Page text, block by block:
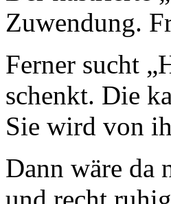
Zuwendung.
Ferner sucht
schenkt. Die
Sie wird von
Dann wäre da